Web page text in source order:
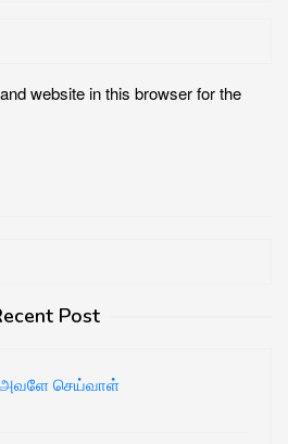
website in this browser for the
Post
அவளே செய்வாள்